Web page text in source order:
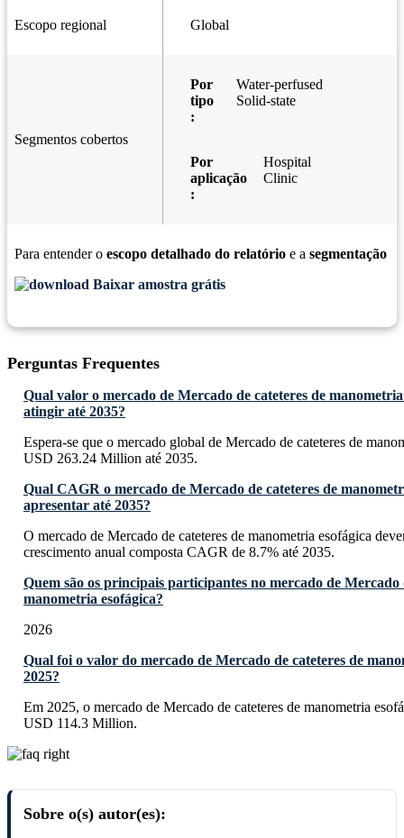
Escopo regional Global
Segmentos cobertos
Por
tipo
:
Water-perfused
Solid-state
Por
aplicação
:
Hospital
Clinic
Para entender o escopo detalhado do relatório e a segmentação
Baixar amostra grátis
Perguntas Frequentes
Qual valor o mercado de Mercado de cateteres de
atingir até 2035?
Espera-se que o mercado global de Mercado de cateteres de
USD 263.24 Million até 2035.
Qual CAGR o mercado de Mercado de cateteres de
apresentar até 2035?
O mercado de Mercado de cateteres de manometria esofágica
crescimento anual composta CAGR de 8.7% até 2035.
Quem são os principais participantes no mercado de Mercado
manometria esofágica?
2026
Qual foi o valor do mercado de Mercado de cateteres de
2025?
Em 2025, o mercado de Mercado de cateteres de manometria
USD 114.3 Million.
Sobre o(s) autor(es):